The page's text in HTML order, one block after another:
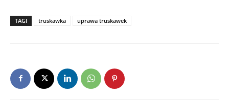
TAGI truskawka uprawa truskawek